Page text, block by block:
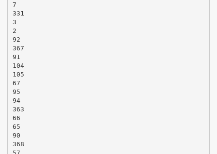
7
331
3
2
92
367
91
104
105
67
95
94
363
66
65
90
368
57